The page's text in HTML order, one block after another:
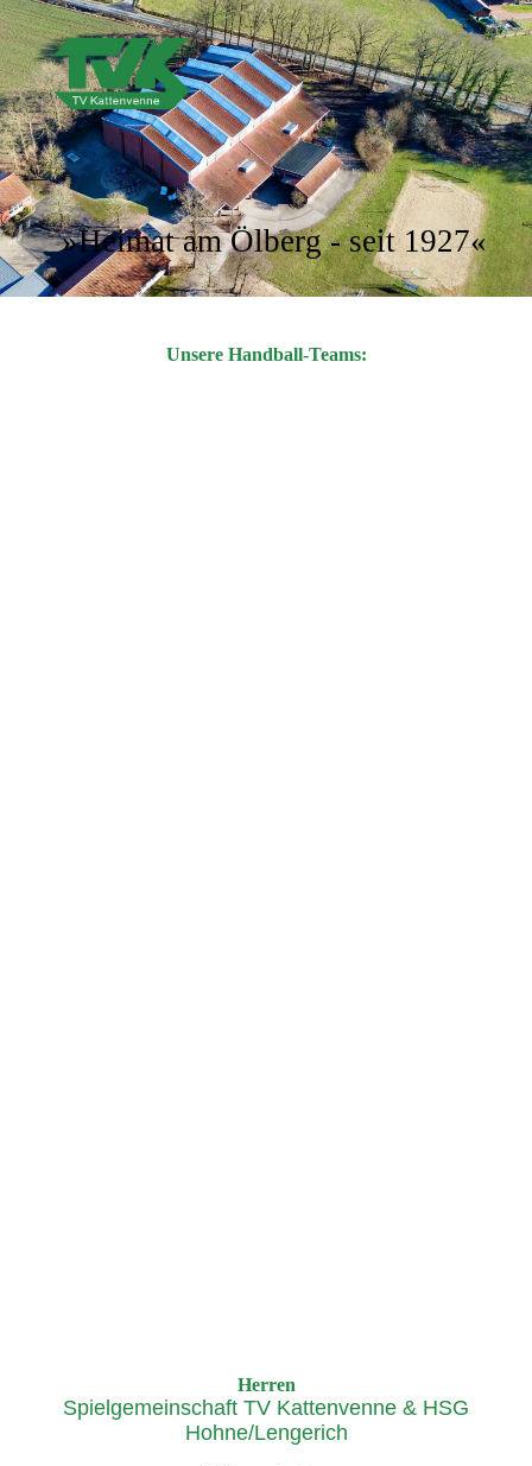
»Heimat am Ölberg - seit 1927«
Unsere Handball-Teams:
Herren
Spielgemeinschaft TV Kattenvenne & HSG
Hohne/Lengerich